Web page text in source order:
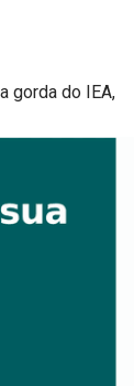
gorda do IEA,